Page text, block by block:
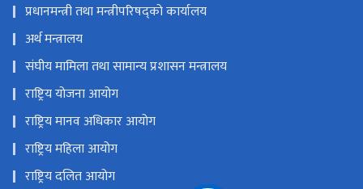
प्रधानमन्त्री तथा मन्त्रीपरिषद्को कार्यालय
अर्थ मन्त्रालय
संघीय मामिला तथा सामान्य प्रशासन मन्त्रालय
राष्ट्रिय योजना आयोग
राष्ट्रिय मानव अधिकार आयोग
राष्ट्रिय महिला आयोग
राष्ट्रिय दलित आयोग